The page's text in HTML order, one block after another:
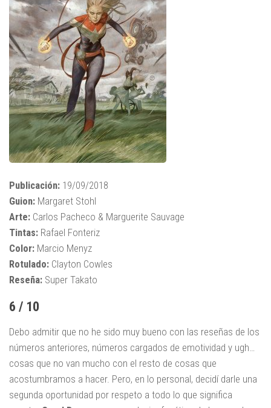
Publicación: 19/09/2018
Guion: Margaret Stohl
Arte: Carlos Pacheco & Marguerite Sauvage
Tintas: Rafael Fonteriz
Color: Marcio Menyz
Rotulado: Clayton Cowles
Reseña: Super Takato
6 / 10
Debo admitir que no he sido muy bueno con las reseñas de los
números anteriores, números cargados de emotividad y ugh…
cosas que no van mucho con el resto de cosas que
acostumbramos a hacer. Pero, en lo personal, decidí darle una
segunda oportunidad por respeto a todo lo que significa